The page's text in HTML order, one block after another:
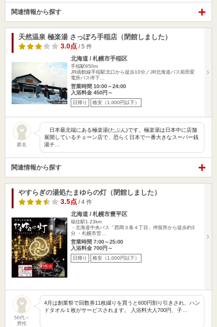
関連情報から探す
天然温泉 極楽湯 さっぽろ手稲店（閉館しました）
3.0点 / 5 件
北海道 / 札幌市手稲区
手稲駅650m
JR函館線手稲駅北口から徒歩10分／JR北海道バス前田変
電所バス停下…
営業時間 10:00～24:00
入浴料金 450円～
日帰り 格安（1,000円以下）
匿名
日本最北端にある極楽湯(たぶん)です。極楽湯は日本中に店舗
展開しているチェーン店で、恐らく日本で一番大きなスーパー銭
湯チ…
関連情報から探す
やすらぎの湯処たまゆらの灯（閉館しました）
3.5点 / 4 件
北海道 / 札幌市豊平区
福住駅1.23km
・北海道中央バス「西岡３条４丁目」停留所から徒歩約3
分 ・札幌市営…
営業時間 7:00～25:00
入浴料金 700円～
日帰り 格安（1,000円以下）
50代～
男性
4月は創業祭で回数券11枚綴りを買うと600円割り引きされ、ハン
ドタオル１枚がサービスされます。 入浴料大人700円、子…